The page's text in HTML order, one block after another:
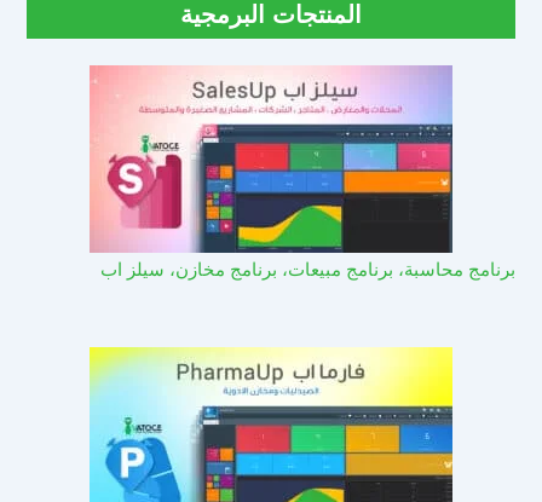
المنتجات البرمجية
برنامج محاسبة، برنامج مبيعات، برنامج مخازن، سيلز اب